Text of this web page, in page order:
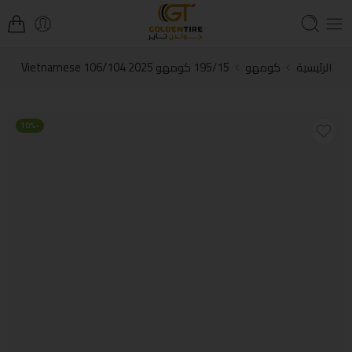
الرئيسية كومهو 195/15 كومهو Vietnamese 106/104 2025
-10%